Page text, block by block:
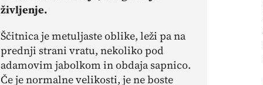
življenje.
Ščitnica je metuljaste oblike, leži pa na
prednji strani vratu, nekoliko pod
adamovim jabolkom in obdaja sapnico.
Če je normalne velikosti, je ne boste